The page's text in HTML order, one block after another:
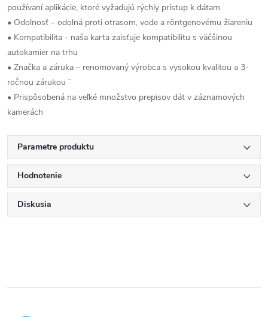
používaní aplikácie, ktoré vyžadujú rýchly prístup k dátam
• Odolnosť – odolná proti otrasom, vode a röntgenovému žiareniu
• Kompatibilita - naša karta zaisťuje kompatibilitu s väčšinou
autokamier na trhu
• Značka a záruka – renomovaný výrobca s vysokou kvalitou a 3-
ročnou zárukou ¨
• Prispôsobená na veľké množstvo prepisov dát v záznamových
kamerách
Parametre produktu
Hodnotenie
Diskusia